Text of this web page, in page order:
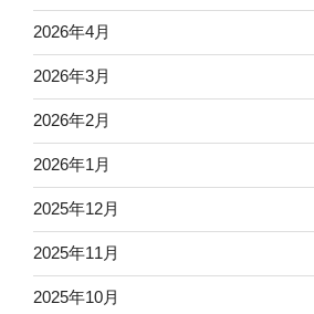
2026年4月
2026年3月
2026年2月
2026年1月
2025年12月
2025年11月
2025年10月